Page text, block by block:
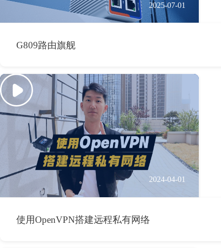
2025-07-01
G809路由旗舰
2024-04-01
使用OpenVPN搭建远程私有网络